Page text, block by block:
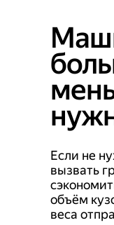
Если не
вызвать
объём
веса